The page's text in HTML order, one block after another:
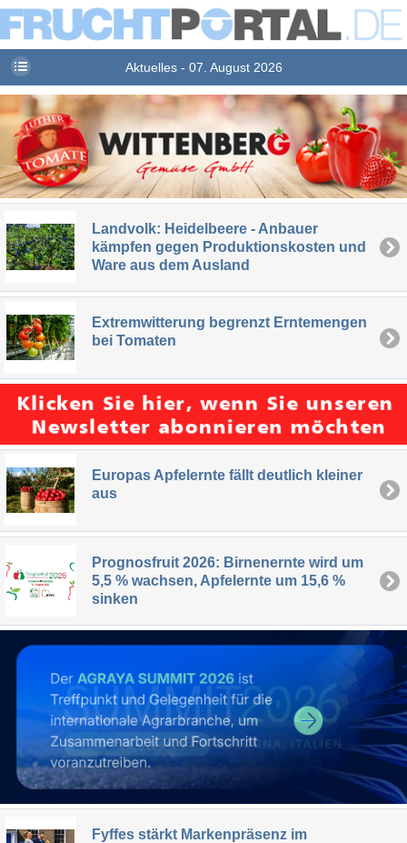
Aktuelles - 07. August 2026
Landvolk: Heidelbeere - Anbauer
kämpfen gegen Produktionskosten und
Ware aus dem Ausland
Extremwitterung begrenzt Erntemengen
bei Tomaten
Europas Apfelernte fällt deutlich kleiner
aus
Prognosfruit 2026: Birnenernte wird um
5,5 % wachsen, Apfelernte um 15,6 %
sinken
Fyffes stärkt Markenpräsenz im